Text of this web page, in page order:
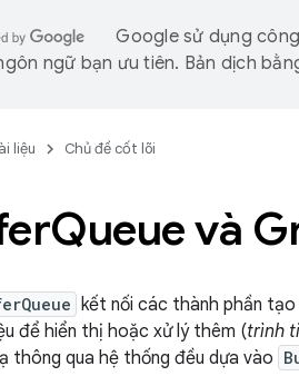
Google sử dụng
ngữ bạn ưu tiên. Bản dịch
liệu Chủ đề cốt lõi
Queue và
kết nối các thành phần
để hiển thị hoặc xử lý thêm (trình
thông qua hệ thống đều dựa vào